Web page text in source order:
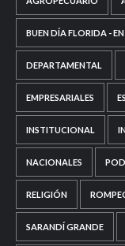
BUEN DÍA FLORIDA -
DEPARTAMENTAL
EMPRESARIALES
INSTITUCIONAL
NACIONALES
RELIGIÓN
SARANDÍ GRANDE